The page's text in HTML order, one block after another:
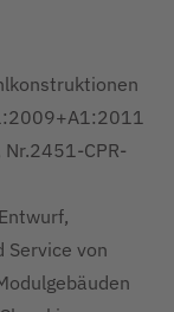
Nr.2451-CPR-
Service von